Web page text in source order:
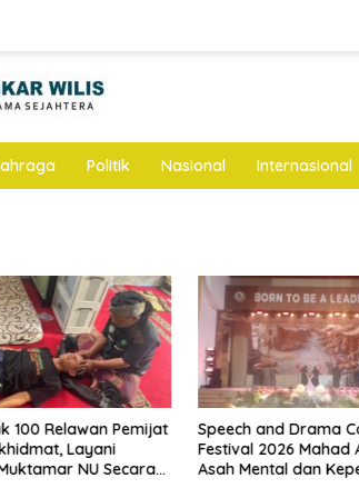
Politik Nasional Internasional
Pemijat
NU Secara
Speech and Drama Contest
Festival 2026 Mahad Al Izzah
Asah Mental dan Kepercayaan